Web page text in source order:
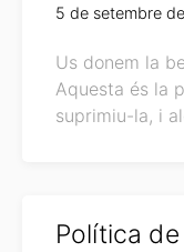
5 de setembre
Us donem la
Aquesta és la
suprimiu-la, i
Política